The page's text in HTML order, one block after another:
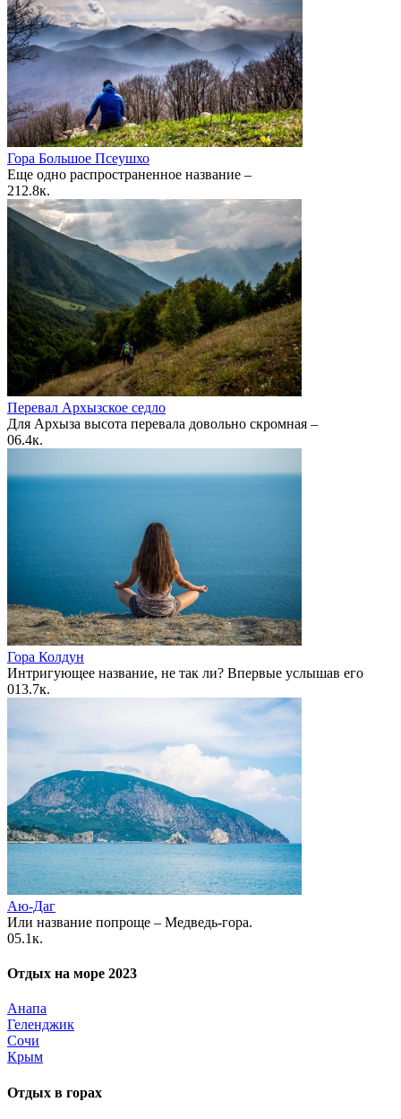
Гора Большое Псеушхо
Еще одно распространенное название –
212.8к.
Перевал Архызское седло
Для Архыза высота перевала довольно скромная –
06.4к.
Гора Колдун
Интригующее название, не так ли? Впервые услышав его
013.7к.
Аю-Даг
Или название попроще – Медведь-гора.
05.1к.
Отдых на море 2023
Анапа
Геленджик
Сочи
Крым
Отдых в горах